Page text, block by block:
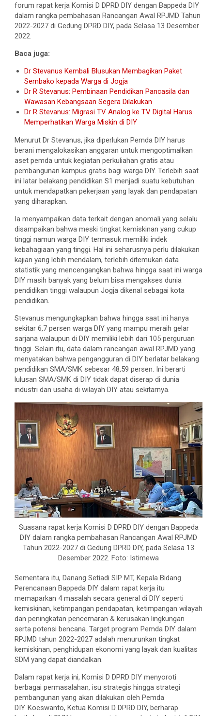
forum rapat kerja Komisi D DPRD DIY dengan Bappeda DIY
dalam rangka pembahasan Rancangan Awal RPJMD Tahun
2022-2027 di Gedung DPRD DIY, pada Selasa 13 Desember
2022.
Baca juga:
Dr Stevanus Kembali Blusukan Membagikan Paket
Sembako kepada Warga di Jogja
Dr R Stevanus: Pembinaan Pendidikan Pancasila dan
Wawasan Kebangsaan Segera Dilakukan
Dr R Stevanus: Migrasi TV Analog ke TV Digital Harus
Memperhatikan Warga Miskin di DIY
Menurut Dr Stevanus, jika diperlukan Pemda DIY harus
berani mengalokasikan anggaran untuk mengoptimalkan
aset pemda untuk kegiatan perkuliahan gratis atau
pembangunan kampus gratis bagi warga DIY. Terlebih saat
ini latar belakang pendidikan S1 menjadi suatu kebutuhan
untuk mendapatkan pekerjaan yang layak dan pendapatan
yang diharapkan.
Ia menyampaikan data terkait dengan anomali yang selalu
disampaikan bahwa meski tingkat kemiskinan yang cukup
tinggi namun warga DIY termasuk memiliki indek
kebahagiaan yang tinggi. Hal ini seharusnya perlu dilakukan
kajian yang lebih mendalam, terlebih ditemukan data
statistik yang mencengangkan bahwa hingga saat ini warga
DIY masih banyak yang belum bisa mengakses dunia
pendidikan tinggi walaupun Jogja dikenal sebagai kota
pendidikan.
Stevanus mengungkapkan bahwa hingga saat ini hanya
sekitar 6,7 persen warga DIY yang mampu meraih gelar
sarjana walaupun di DIY memiliki lebih dari 105 perguruan
tinggi. Selain itu, data dalam rancangan awal RPJMD yang
menyatakan bahwa pengangguran di DIY berlatar belakang
pendidikan SMA/SMK sebesar 48,59 persen. Ini berarti
lulusan SMA/SMK di DIY tidak dapat diserap di dunia
industri dan usaha di wilayah DIY atau sekitarnya.
Suasana rapat kerja Komisi D DPRD DIY dengan Bappeda
DIY dalam rangka pembahasan Rancangan Awal RPJMD
Tahun 2022-2027 di Gedung DPRD DIY, pada Selasa 13
Desember 2022. Foto: Istimewa
Sementara itu, Danang Setiadi SIP MT, Kepala Bidang
Perencanaan Bappeda DIY dalam rapat kerja itu
memaparkan 4 masalah secara general di DIY seperti
kemiskinan, ketimpangan pendapatan, ketimpangan wilayah
dan peningkatan pencemaran & kerusakan lingkungan
serta potensi bencana. Target program Pemda DIY dalam
RPJMD tahun 2022-2027 adalah menurunkan tingkat
kemiskinan, penghidupan ekonomi yang layak dan kualitas
SDM yang dapat diandalkan.
Dalam rapat kerja ini, Komisi D DPRD DIY menyoroti
berbagai permasalahan, isu strategis hingga strategi
pembangunan yang akan dilakukan oleh Pemda
DIY. Koeswanto, Ketua Komisi D DPRD DIY, berharap